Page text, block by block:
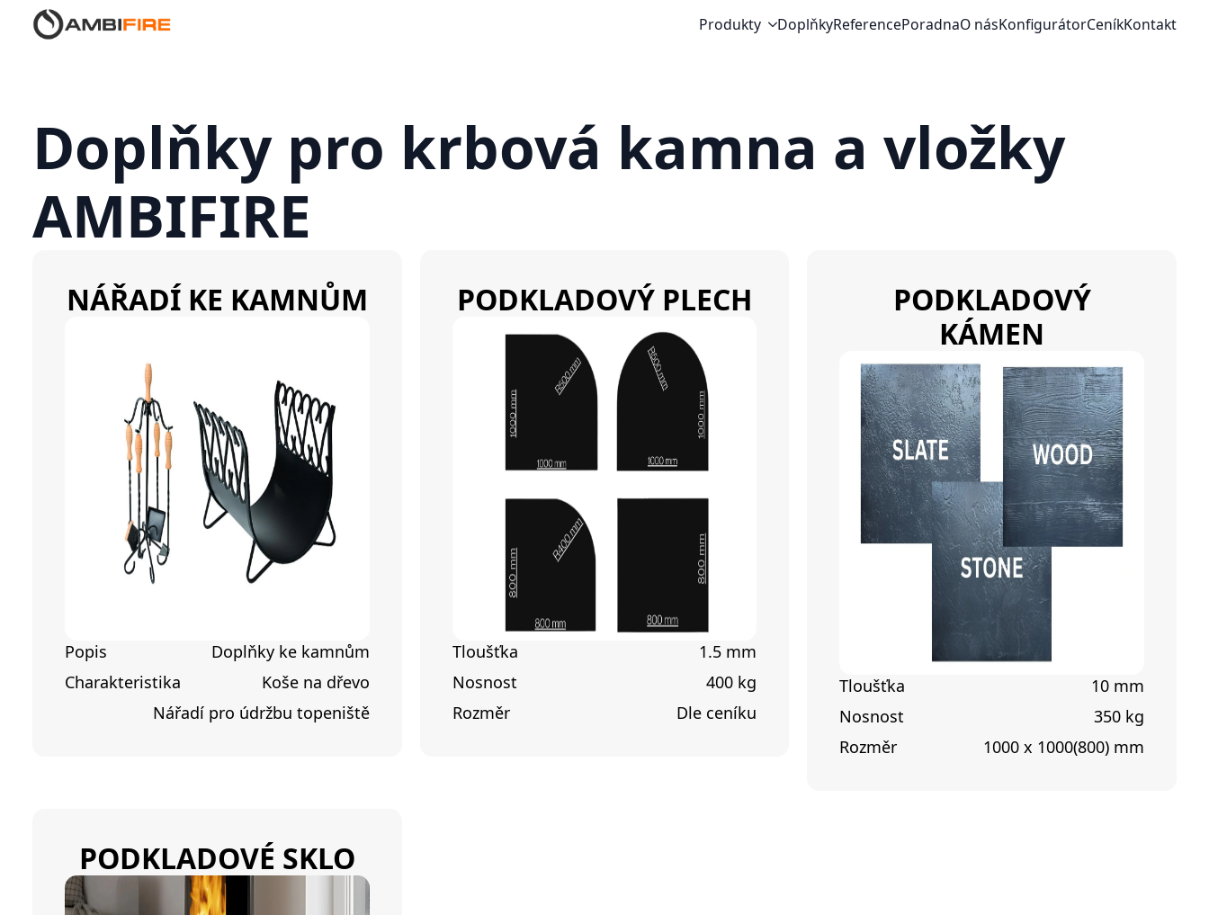
Produkty DoplňkyReferencePoradnaO násKonfigurátorCeníkKontakt
Doplňky pro krbová kamna a vložky
AMBIFIRE
NÁŘADÍ KE KAMNŮM
Popis
Doplňky ke kamnům
Charakteristika
Koše na dřevo
Nářadí pro údržbu topeniště
PODKLADOVÝ PLECH
Tloušťka
1.5 mm
Nosnost
400 kg
Rozměr
Dle ceníku
PODKLADOVÝ
KÁMEN
Tloušťka
10 mm
Nosnost
350 kg
Rozměr
1000 x 1000(800) mm
PODKLADOVÉ SKLO